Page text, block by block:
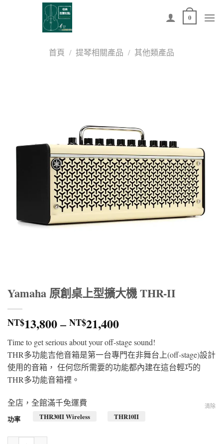
0
首頁 / 提琴相關產品 / 其他類產品
Yamaha 原創桌上型擴大機 THR-II
NT$13,800– NT$21,400價
範
圍：
NT$13,800
Time to get serious about your off-stage sound!
THR多功能吉他音箱是第一台專門在非舞台上(off-stage)設計
使用的音箱， 任何您所需要的功能都內建在這台輕巧的
THR多功能音箱裡。
全店，全館滿千免運費
功率 THR30II Wireless THR10II
清除
Yamaha 原創桌上型擴大機 THR-II 數量